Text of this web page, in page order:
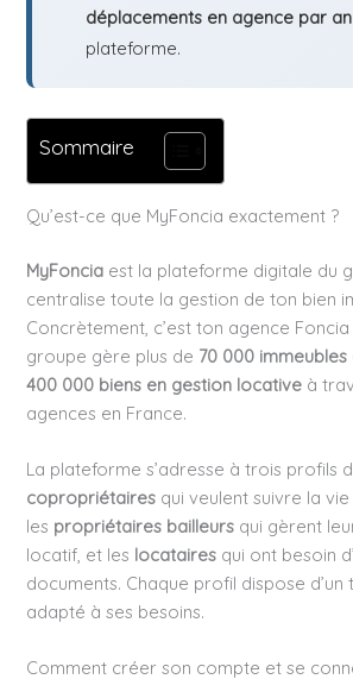
déplacements en agence par an
plateforme.
Sommaire
Qu’est-ce que MyFoncia exactement ?
MyFoncia est la plateforme digitale du
centralise toute la gestion de ton bien
Concrètement, c’est ton agence
groupe gère plus de 70 000
400 000 biens en gestion locative à
agences en France.
La plateforme s’adresse à trois profils
copropriétaires qui veulent suivre la
les propriétaires bailleurs qui gèrent
locatif, et les locataires qui ont besoin
documents. Chaque profil dispose
adapté à ses besoins.
Comment créer son compte et se